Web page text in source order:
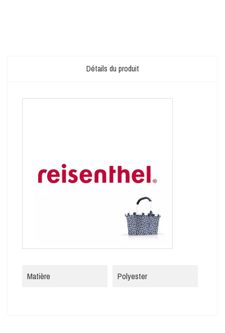
Détails du produit
Matière Polyester